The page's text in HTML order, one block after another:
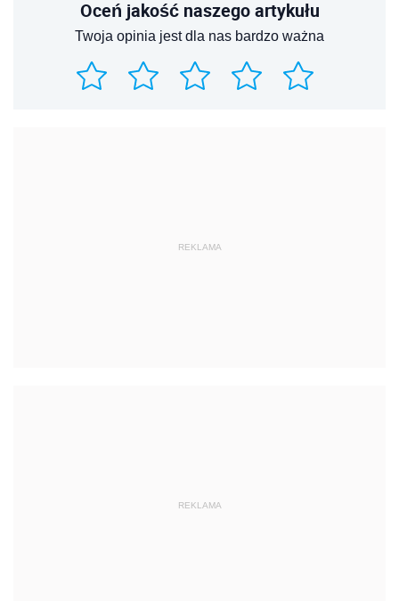
Oceń jakość naszego artykułu
Twoja opinia jest dla nas bardzo ważna
REKLAMA
REKLAMA